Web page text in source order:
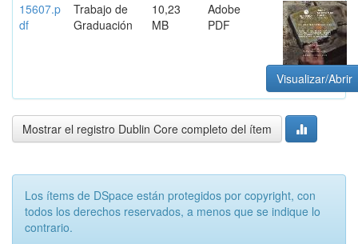
15607.p
df
Trabajo de
Graduación
10,23
MB
Adobe
PDF
Visualizar/Abrir
Mostrar el registro Dublin Core completo del ítem
Los ítems de DSpace están protegidos por copyright, con
todos los derechos reservados, a menos que se indique lo
contrario.